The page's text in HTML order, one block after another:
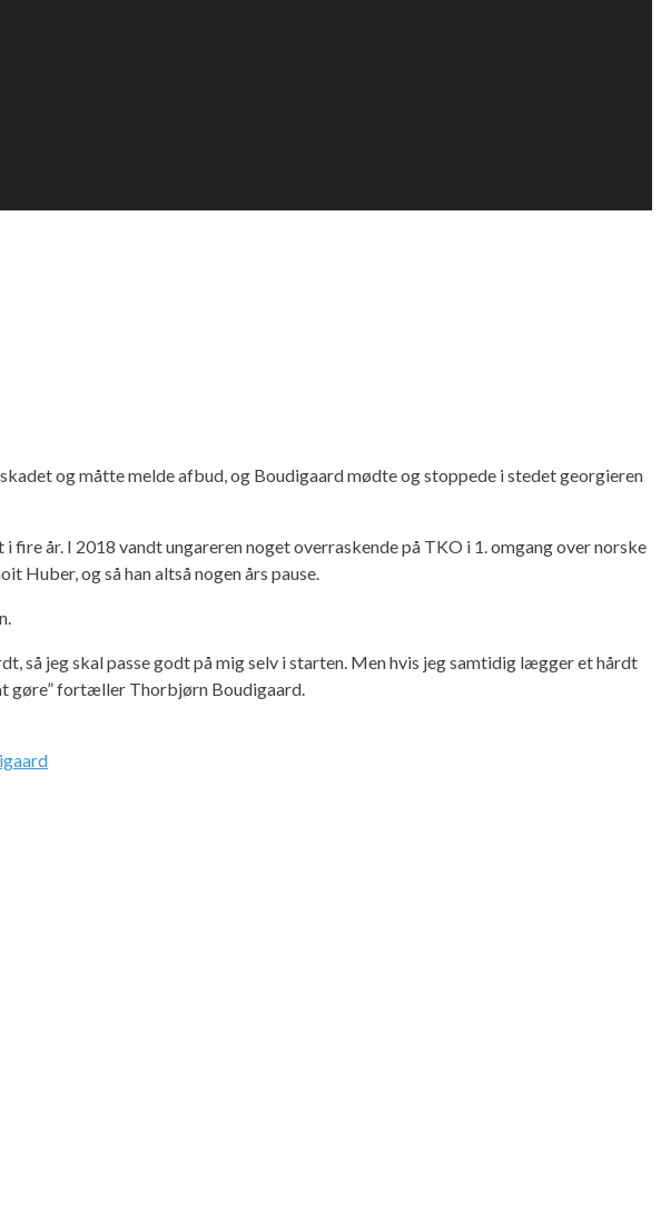
og måtte melde afbud, og Boudigaard mødte og stoppede i stedet georgieren
fire år. I 2018 vandt ungareren noget overraskende på TKO i 1. omgang over norske
og så han altså nogen års pause.
så jeg skal passe godt på mig selv i starten. Men hvis jeg samtidig lægger et hårdt
gøre” fortæller Thorbjørn Boudigaard.